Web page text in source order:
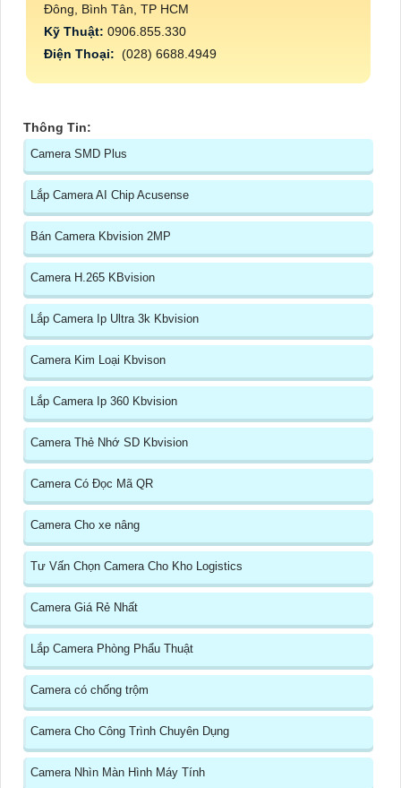
Đông, Bình Tân, TP HCM
Kỹ Thuật: 0906.855.330
Điện Thoại: (028) 6688.4949
Thông Tin:
Camera SMD Plus
Lắp Camera AI Chip Acusense
Bán Camera Kbvision 2MP
Camera H.265 KBvision
Lắp Camera Ip Ultra 3k Kbvision
Camera Kim Loại Kbvison
Lắp Camera Ip 360 Kbvision
Camera Thẻ Nhớ SD Kbvision
Camera Có Đọc Mã QR
Camera Cho xe nâng
Tư Vấn Chọn Camera Cho Kho Logistics
Camera Giá Rẻ Nhất
Lắp Camera Phòng Phẩu Thuật
Camera có chống trộm
Camera Cho Công Trình Chuyên Dụng
Camera Nhìn Màn Hình Máy Tính